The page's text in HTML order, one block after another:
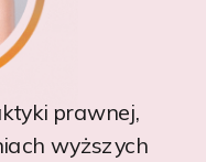
prawnej,
wyższych